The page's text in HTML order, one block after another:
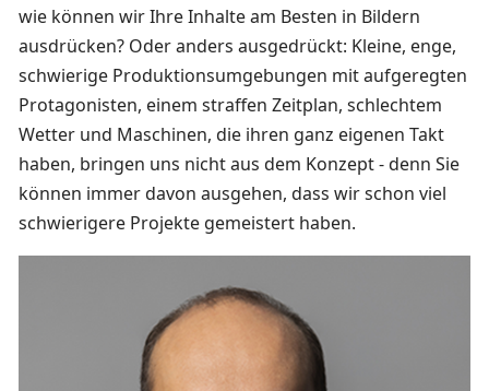
wie können wir Ihre Inhalte am Besten in Bildern
ausdrücken? Oder anders ausgedrückt: Kleine, enge,
schwierige Produktionsumgebungen mit aufgeregten
Protagonisten, einem straffen Zeitplan, schlechtem
Wetter und Maschinen, die ihren ganz eigenen Takt
haben, bringen uns nicht aus dem Konzept - denn Sie
können immer davon ausgehen, dass wir schon viel
schwierigere Projekte gemeistert haben.